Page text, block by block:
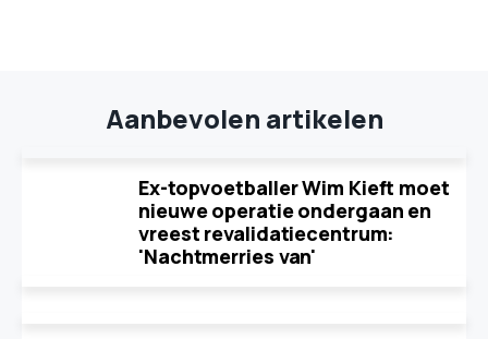
Aanbevolen artikelen
Ex-topvoetballer Wim Kieft moet
nieuwe operatie ondergaan en
vreest revalidatiecentrum:
'Nachtmerries van'